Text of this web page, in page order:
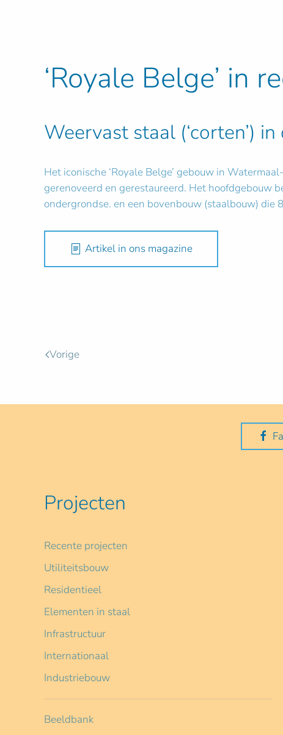
‘Royale Belge’ in
Weervast staal (‘corten’)
Het iconische ‘Royale Belge’ gebouw in
gerenoveerd en gerestaureerd. Het hoofdgebouw
ondergrondse. en een bovenbouw (staalbouw) die
Artikel in ons magazine
Vorige
Projecten
Recente projecten
Utiliteitsbouw
Residentieel
Elementen in staal
Infrastructuur
Internationaal
Industriebouw
Beeldbank